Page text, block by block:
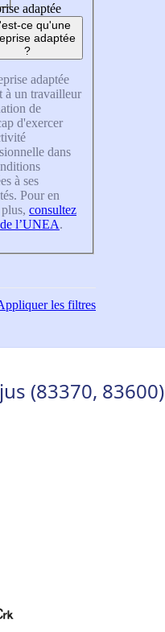
adaptée
ce qu'une
adaptée
?
adaptée
à un travailleur
de
d'exercer
dans
à ses
Pour en
consultez
l’UNEA.
les filtres
(83370, 83600)